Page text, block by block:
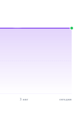
3 авг сегодня